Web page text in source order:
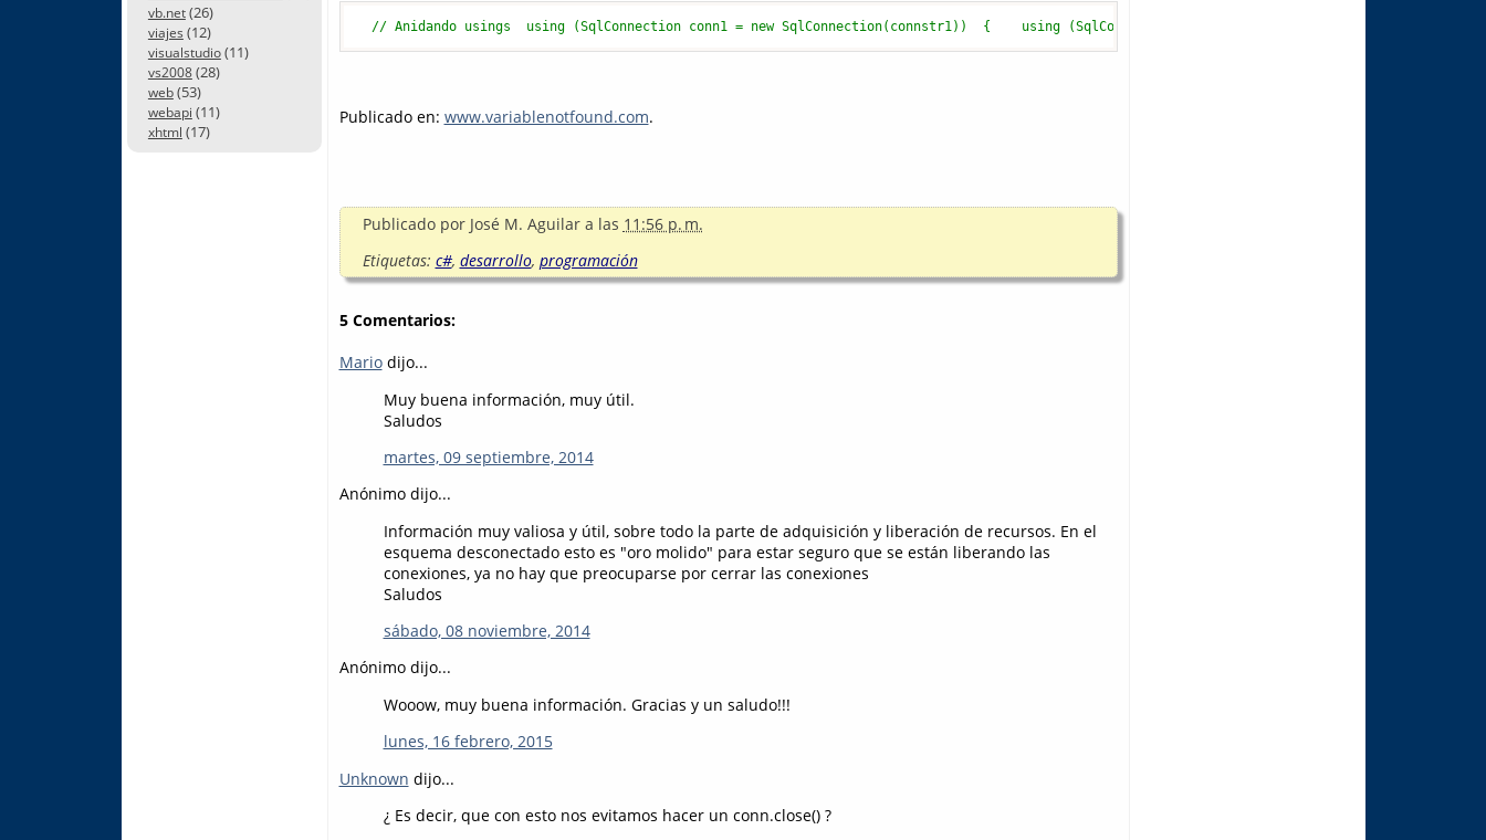
vb.net(26)
viajes (12)
visualstudio(11)
vs2008(28)
web(53)
webapi (11)
xhtml (17)
// Anidando usings  using (SqlConnection conn1 = new SqlConnection(connstr1))  {    using (SqlConnection conn2 = new
Publicado en: www.variablenotfound.com.
Publicado por José M. Aguilar a las 11:56 p. m.
Etiquetas: c#, desarrollo, programación
5 Comentarios:
Mariodijo...
Muy buena información, muy útil.
Saludos
martes, 09 septiembre, 2014
Anónimo dijo...
Información muy valiosa y útil, sobre todo la parte de adquisición y liberación de recursos. En el
esquema desconectado esto es "oro molido" para estar seguro que se están liberando las
conexiones, ya no hay que preocuparse por cerrar las conexiones
Saludos
sábado, 08 noviembre, 2014
Anónimo dijo...
Wooow, muy buena información. Gracias y un saludo!!!
lunes, 16 febrero, 2015
Unknown dijo...
¿ Es decir, que con esto nos evitamos hacer un conn.close() ?